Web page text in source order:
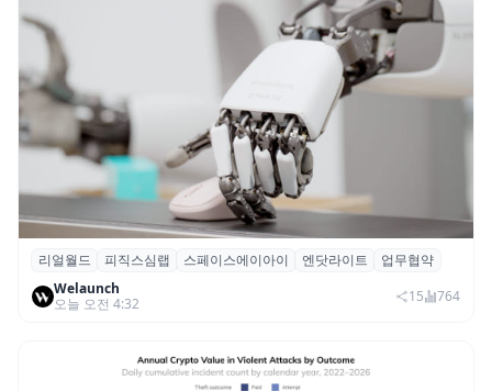
리얼월드, 로봇테크 스타트업 3곳과 손잡고
휴머노이드 표준 만든다
리얼월드 피직스심랩 스페이스에이아이 엔닷라이트
업무협약
Welaunch
오늘 오전 4:32
15 764